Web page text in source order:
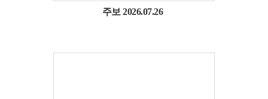
주보 2026.07.26